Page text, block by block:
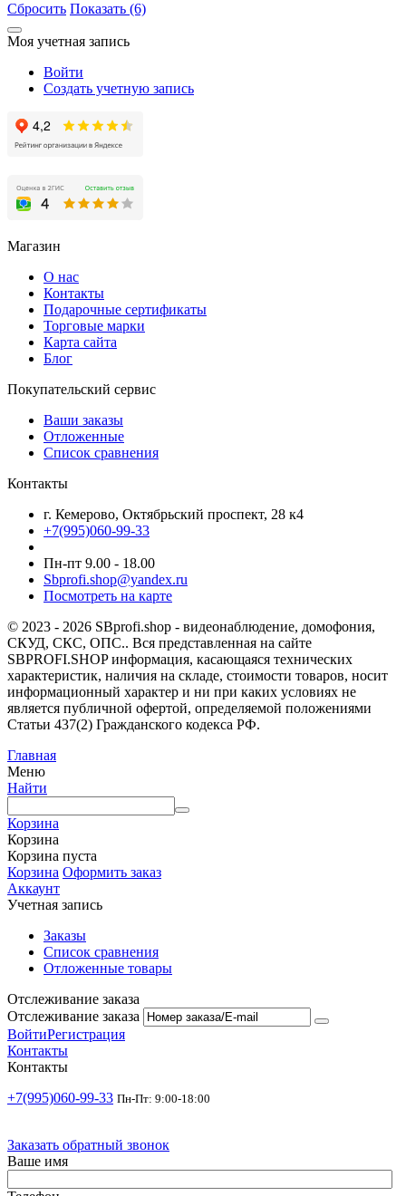
Сбросить Показать (6)
Моя учетная запись
Войти
Создать учетную запись
Магазин
О нас
Контакты
Подарочные сертификаты
Торговые марки
Карта сайта
Блог
Покупательский сервис
Ваши заказы
Отложенные
Список сравнения
Контакты
г. Кемерово, Октябрьский проспект, 28 к4
+7(995)060-99-33
Пн-пт 9.00 - 18.00
Sbprofi.shop@yandex.ru
Посмотреть на карте
© 2023 - 2026 SBprofi.shop - видеонаблюдение, домофония,
СКУД, СКС, ОПС.. Вся представленная на сайте
SBPROFI.SHOP информация, касающаяся технических
характеристик, наличия на складе, стоимости товаров, носит
информационный характер и ни при каких условиях не
является публичной офертой, определяемой положениями
Статьи 437(2) Гражданского кодекса РФ.
Главная
Меню
Найти
Корзина
Корзина
Корзина пуста
Корзина Оформить заказ
Аккаунт
Учетная запись
Заказы
Список сравнения
Отложенные товары
Отслеживание заказа
Отслеживание заказа
ВойтиРегистрация
Контакты
Контакты
+7(995)060-99-33 Пн-Пт: 9:00-18:00
Заказать обратный звонок
Ваше имя